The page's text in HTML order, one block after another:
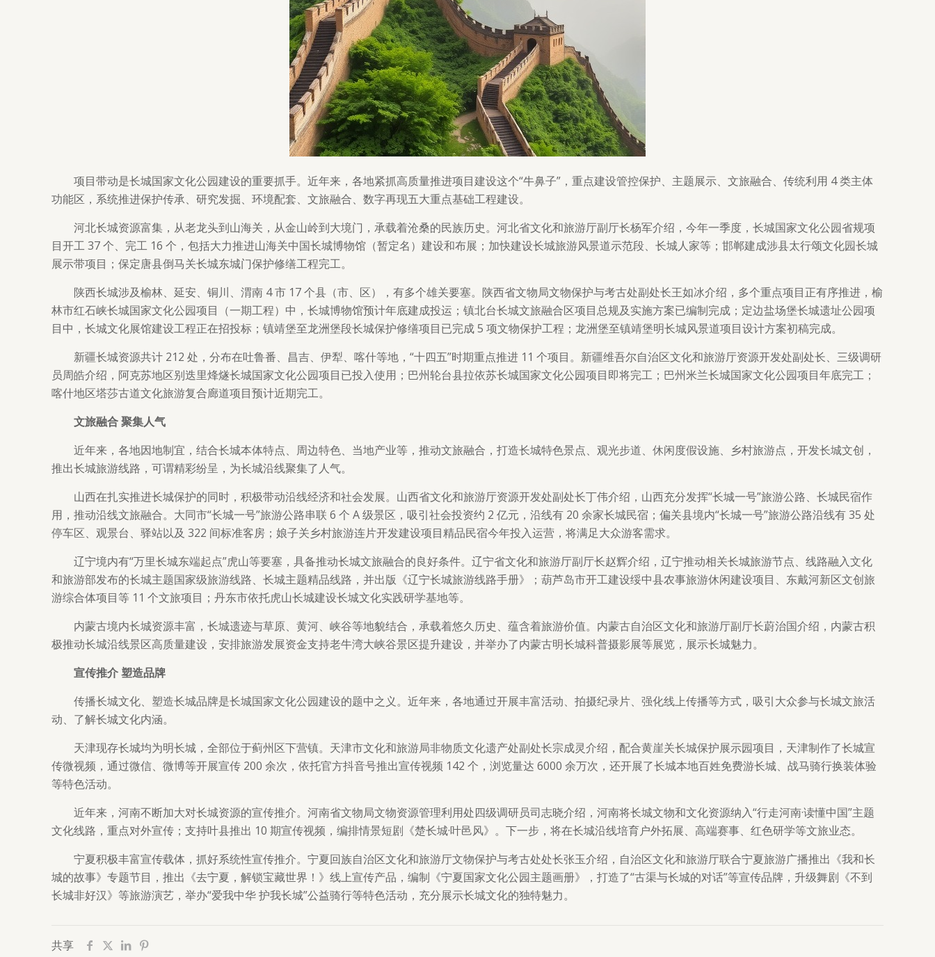
项目带动是长城国家文化公园建设的重要抓手。近年来，各地紧抓高质量推进项目建设这个“牛鼻子”，重点建设管控保护、主题展示、文旅融合、传统利用 4 类主体
功能区，系统推进保护传承、研究发掘、环境配套、文旅融合、数字再现五大重点基础工程建设。
河北长城资源富集，从老龙头到山海关，从金山岭到大境门，承载着沧桑的民族历史。河北省文化和旅游厅副厅长杨军介绍，今年一季度，长城国家文化公园省规项
目开工 37 个、完工 16 个，包括大力推进山海关中国长城博物馆（暂定名）建设和布展；加快建设长城旅游风景道示范段、长城人家等；邯郸建成涉县太行颂文化园长城
展示带项目；保定唐县倒马关长城东城门保护修缮工程完工。
陕西长城涉及榆林、延安、铜川、渭南 4 市 17 个县（市、区），有多个雄关要塞。陕西省文物局文物保护与考古处副处长王如冰介绍，多个重点项目正有序推进，榆
林市红石峡长城国家文化公园项目（一期工程）中，长城博物馆预计年底建成投运；镇北台长城文旅融合区项目总规及实施方案已编制完成；定边盐场堡长城遗址公园项
目中，长城文化展馆建设工程正在招投标；镇靖堡至龙洲堡段长城保护修缮项目已完成 5 项文物保护工程；龙洲堡至镇靖堡明长城风景道项目设计方案初稿完成。
新疆长城资源共计 212 处，分布在吐鲁番、昌吉、伊犁、喀什等地，“十四五”时期重点推进 11 个项目。新疆维吾尔自治区文化和旅游厅资源开发处副处长、三级调研
员周皓介绍，阿克苏地区别迭里烽燧长城国家文化公园项目已投入使用；巴州轮台县拉依苏长城国家文化公园项目即将完工；巴州米兰长城国家文化公园项目年底完工；
喀什地区塔莎古道文化旅游复合廊道项目预计近期完工。
文旅融合 聚集人气
近年来，各地因地制宜，结合长城本体特点、周边特色、当地产业等，推动文旅融合，打造长城特色景点、观光步道、休闲度假设施、乡村旅游点，开发长城文创，
推出长城旅游线路，可谓精彩纷呈，为长城沿线聚集了人气。
山西在扎实推进长城保护的同时，积极带动沿线经济和社会发展。山西省文化和旅游厅资源开发处副处长丁伟介绍，山西充分发挥“长城一号”旅游公路、长城民宿作
用，推动沿线文旅融合。大同市“长城一号”旅游公路串联 6 个 A 级景区，吸引社会投资约 2 亿元，沿线有 20 余家长城民宿；偏关县境内“长城一号”旅游公路沿线有 35 处
停车区、观景台、驿站以及 322 间标准客房；娘子关乡村旅游连片开发建设项目精品民宿今年投入运营，将满足大众游客需求。
辽宁境内有“万里长城东端起点”虎山等要塞，具备推动长城文旅融合的良好条件。辽宁省文化和旅游厅副厅长赵辉介绍，辽宁推动相关长城旅游节点、线路融入文化
和旅游部发布的长城主题国家级旅游线路、长城主题精品线路，并出版《辽宁长城旅游线路手册》；葫芦岛市开工建设绥中县农事旅游休闲建设项目、东戴河新区文创旅
游综合体项目等 11 个文旅项目；丹东市依托虎山长城建设长城文化实践研学基地等。
内蒙古境内长城资源丰富，长城遗迹与草原、黄河、峡谷等地貌结合，承载着悠久历史、蕴含着旅游价值。内蒙古自治区文化和旅游厅副厅长蔚治国介绍，内蒙古积
极推动长城沿线景区高质量建设，安排旅游发展资金支持老牛湾大峡谷景区提升建设，并举办了内蒙古明长城科普摄影展等展览，展示长城魅力。
宣传推介 塑造品牌
传播长城文化、塑造长城品牌是长城国家文化公园建设的题中之义。近年来，各地通过开展丰富活动、拍摄纪录片、强化线上传播等方式，吸引大众参与长城文旅活
动、了解长城文化内涵。
天津现存长城均为明长城，全部位于蓟州区下营镇。天津市文化和旅游局非物质文化遗产处副处长宗成灵介绍，配合黄崖关长城保护展示园项目，天津制作了长城宣
传微视频，通过微信、微博等开展宣传 200 余次，依托官方抖音号推出宣传视频 142 个，浏览量达 6000 余万次，还开展了长城本地百姓免费游长城、战马骑行换装体验
等特色活动。
近年来，河南不断加大对长城资源的宣传推介。河南省文物局文物资源管理利用处四级调研员司志晓介绍，河南将长城文物和文化资源纳入“行走河南·读懂中国”主题
文化线路，重点对外宣传；支持叶县推出 10 期宣传视频，编排情景短剧《楚长城·叶邑风》。下一步，将在长城沿线培育户外拓展、高端赛事、红色研学等文旅业态。
宁夏积极丰富宣传载体，抓好系统性宣传推介。宁夏回族自治区文化和旅游厅文物保护与考古处处长张玉介绍，自治区文化和旅游厅联合宁夏旅游广播推出《我和长
城的故事》专题节目，推出《去宁夏，解锁宝藏世界！》线上宣传产品，编制《宁夏国家文化公园主题画册》，打造了“古渠与长城的对话”等宣传品牌，升级舞剧《不到
长城非好汉》等旅游演艺，举办“爱我中华 护我长城”公益骑行等特色活动，充分展示长城文化的独特魅力。
共享